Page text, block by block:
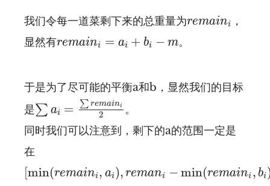
我们令每一道菜剩下来的总重量为remaini
remain
，
显然有remaini = ai + bi − m
remain ai b i− m 。
于是为了尽可能的平衡a和b，显然我们的目标
是∑ ai = ∑ remaini
2
emain
。
同时我们可以注意到，剩下的a的范围一定是
在
[min(remaini, ai), remani − min(remaini , bi
[ min(rema i, a ),rem min(rema n i